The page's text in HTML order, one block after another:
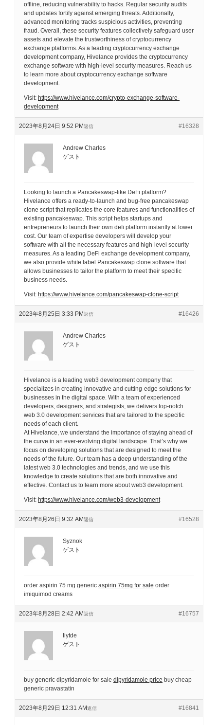
offline, reducing vulnerability to hacks. Regular security audits
and updates fortify against emerging threats. Additionally,
advanced monitoring tracks suspicious activities, preventing
fraud. Overall, these security features collectively safeguard user
assets and elevate the trustworthiness of cryptocurrency
exchange platforms. As a leading cryptocurrency exchange
development company, Hivelance provides the cryptocurrency
exchange software with high-level security measures. Reach us
to learn more about cryptocurrency exchange software
development.
Visit: https://www.hivelance.com/crypto-exchange-software-
development
2023年8月24日 9:52 PM #16328
返信
Andrew Charles
ゲスト
Looking to launch a Pancakeswap-like DeFi platform?
Hivelance offers a ready-to-launch and bug-free pancakeswap
clone script that replicates the core features and functionalities of
existing pancakeswap. This script helps startups and
entrepreneurs to launch their own defi platform instantly at lower
cost. Our team of expertise developers will develop your
software with all the necessary features and high-level security
measures. As a leading DeFi exchange development company,
we also provide white label Pancakeswap clone software that
allows businesses to tailor the platform to meet their specific
business needs.
Visit: https://www.hivelance.com/pancakeswap-clone-script
2023年8月25日 3:33 PM #16426
返信
Andrew Charles
ゲスト
Hivelance is a leading web3 development company that
specializes in creating innovative and cutting-edge solutions for
businesses in the digital space. With a team of experienced
developers, designers, and strategists, we delivers top-notch
web 3.0 development services that are tailored to the specific
needs of each client.
At Hivelance, we understand the importance of staying ahead of
the curve in an ever-evolving digital landscape. That’s why we
focus on developing solutions that are designed to meet the
needs of the future. Our team has a deep understanding of the
latest web 3.0 technologies and trends, and we use this
knowledge to create solutions that are both innovative and
effective. Contact us to learn more about web3 development.
Visit: https://www.hivelance.com/web3-development
2023年8月26日 9:32 AM #16528
返信
Syznok
ゲスト
order aspirin 75 mg generic aspirin 75mg for sale order
imiquimod creams
2023年8月28日 2:42 AM #16757
返信
Iiytde
ゲスト
buy generic dipyridamole for sale dipyridamole price buy cheap
generic pravastatin
2023年8月29日 12:31 AM #16841
返信